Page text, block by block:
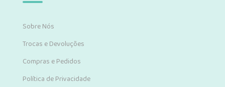
Sobre Nós
Trocas e Devoluções
Compras e Pedidos
Política de Privacidade